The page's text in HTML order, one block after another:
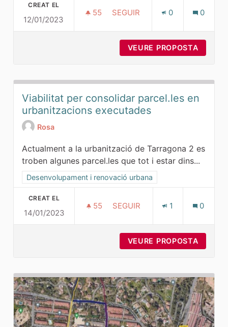
CREAT EL
12/01/2023
55 55 SEGUIDORES
SEGUIR 0 0
VEURE PROPOSTA
Viabilitat per consolidar parcel.les en
urbanitzacions executades
Rosa
Actualment a la urbanització de Tarragona 2 es
troben algunes parcel.les que tot i estar dins...
Resultats al filtrar per la categoria: Desenvolupament i
Desenvolupament i renovació urbana
CREAT EL
14/01/2023
55 55 SEGUIDORES
SEGUIR 1 0
VEURE PROPOSTA